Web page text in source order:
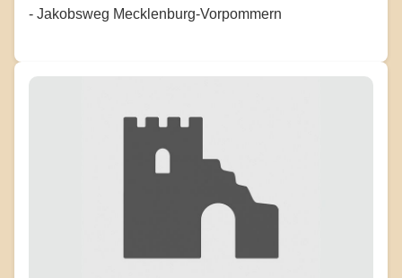
- Jakobsweg Mecklenburg-Vorpommern